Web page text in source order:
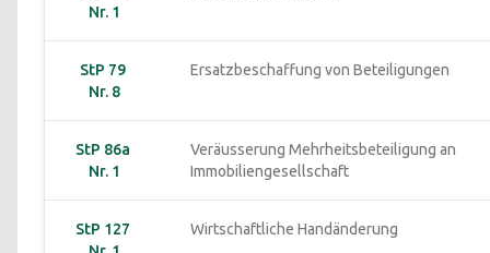
Nr. 1
StP 79
Nr. 8
Ersatzbeschaffung von Beteiligungen
StP 86a
Nr. 1
Veräusserung Mehrheitsbeteiligung an
Immobiliengesellschaft
StP 127
Wirtschaftliche Handänderung